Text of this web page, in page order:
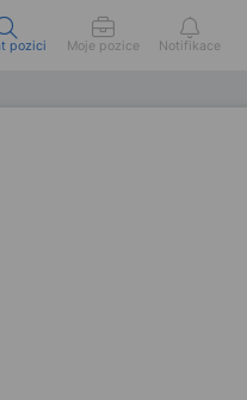
pozici Moje pozice Notifikace